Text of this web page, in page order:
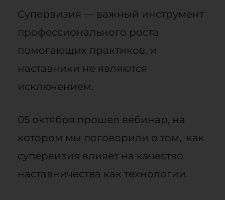
Супервизия — важный инструмент
профессионального роста
помогающих практиков, и
наставники не являются
исключением.
05 октября прошел вебинар, на
котором мы поговорили о том, как
супервизия влияет на качество
наставничества как технологии.